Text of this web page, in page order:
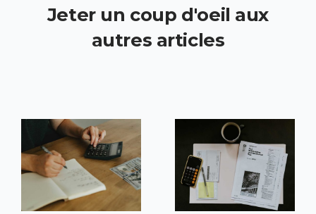
Jeter un coup d'oeil aux
autres articles